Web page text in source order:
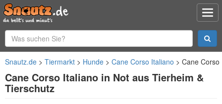
Snautz.de Tiermarkt Hunde Cane Corso Italiano Cane
Cane Corso Italiano in Not aus Tierheim &
Tierschutz